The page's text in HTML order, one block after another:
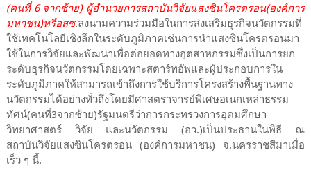
(คนที่ 6 จากซ้าย) ผู้อำนวยการสถาบันวิจัยแสงซินโครตรอน(องค์การ
มหาชน)หรือสซ.ลงนามความร่วมมือในการส่งเสริมธุรกิจนวัตกรรมที่
ใช้เทคโนโลยีเชิงลึกในระดับภูมิภาคเช่นการนำแสงซินโครตรอนมา
ใช้ในการวิจัยและพัฒนาเพื่อต่อยอดทางอุตสาหกรรมซึ่งเป็นการยก
ระดับธุรกิจนวัตกรรมโดยเฉพาะสตาร์ทอัพและผู้ประกอบการใน
ระดับภูมิภาคให้สามารถเข้าถึงการใช้บริการโครงสร้างพื้นฐานทาง
นวัตกรรมได้อย่างทั่วถึงโดยมีศาสตราจารย์พิเศษอเนกเหล่าธรรม
ทัศน์(คนที่3จากซ้าย)รัฐมนตรีว่าการกระทรวงการอุดมศึกษา
วิทยาศาสตร์ วิจัย และนวัตกรรม (อว.)เป็นประธานในพิธี ณ
สถาบันวิจัยแสงซินโครตรอน (องค์การมหาชน) จ.นครราชสีมาเมื่อ
เร็ว ๆ นี้.